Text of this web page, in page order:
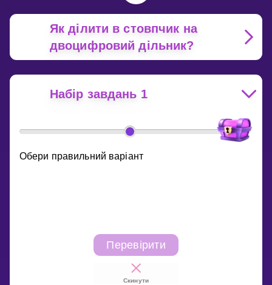
Як ділити в стовпчик на
двоцифровий дільник?
Набір завдань 1
Обери правильний варіант
Перевірити
Скинути